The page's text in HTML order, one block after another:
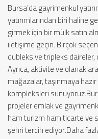
Bursa’da gayrimenkul
yatırımlarından biri haline
girmek için bir mülk satın
iletişime geçin. Birçok
dubleks ve tripleks daireler,
Ayrıca, aktivite ve
mağazalar, taşınmaya
kompleksleri
projeler emlak ve
ham turizm ham ticarte ve
şehri tercih ediyor.Daha